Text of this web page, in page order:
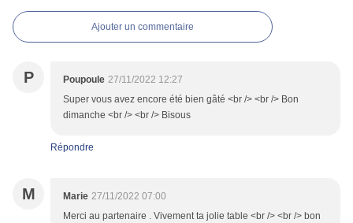
Ajouter un commentaire
P Poupoule 27/11/2022 12:27
Super vous avez encore été bien gâté <br /> <br /> Bon
dimanche <br /> <br /> Bisous
Répondre
M Marie 27/11/2022 07:00
Merci au partenaire . Vivement ta jolie table <br /> <br /> bon